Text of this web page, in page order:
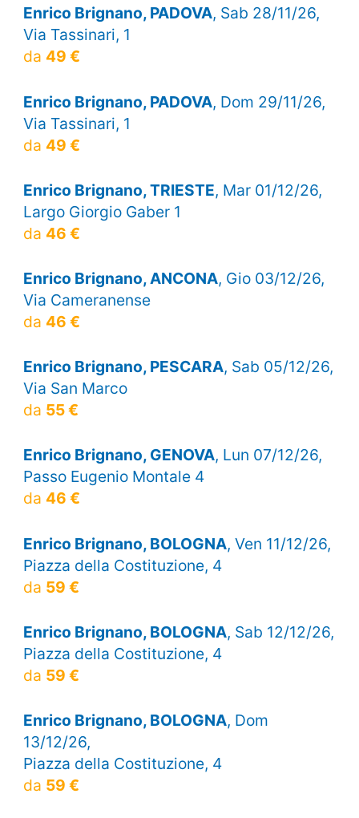
Enrico Brignano, PADOVA, Sab 28/11/26,
Via Tassinari, 1
da 49 €
Enrico Brignano, PADOVA, Dom 29/11/26,
Via Tassinari, 1
da 49 €
Enrico Brignano, TRIESTE, Mar 01/12/26,
Largo Giorgio Gaber 1
da 46 €
Enrico Brignano, ANCONA, Gio 03/12/26,
Via Cameranense
da 46 €
Enrico Brignano, PESCARA, Sab 05/12/26,
Via San Marco
da 55 €
Enrico Brignano, GENOVA, Lun 07/12/26,
Passo Eugenio Montale 4
da 46 €
Enrico Brignano, BOLOGNA, Ven 11/12/26,
Piazza della Costituzione, 4
da 59 €
Enrico Brignano, BOLOGNA, Sab 12/12/26,
Piazza della Costituzione, 4
da 59 €
Enrico Brignano, BOLOGNA, Dom
13/12/26,
Piazza della Costituzione, 4
da 59 €